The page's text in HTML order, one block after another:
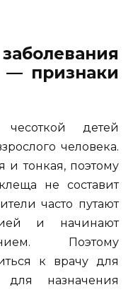
— признаки
чесоткой детей
человека.
и тонкая, поэтому
не составит
часто путают
и начинают
Поэтому
к врачу для
назначения